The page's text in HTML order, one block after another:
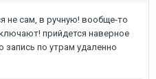
не сам, в ручную! вообще-то
прийдется наверное
запись по утрам удаленно